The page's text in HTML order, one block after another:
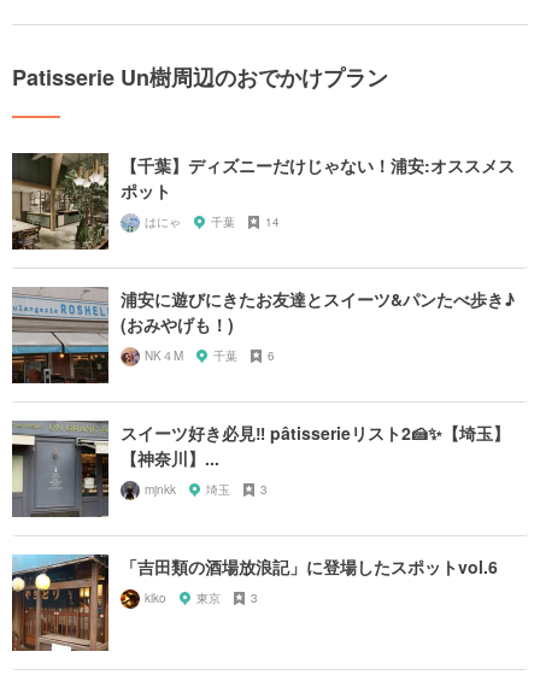
Patisserie Un樹周辺のおでかけプラン
【千葉】ディズニーだけじゃない！浦安:オススメス
ポット
はにゃ 千葉 14
浦安に遊びにきたお友達とスイーツ&パンたべ歩き♪
(おみやげも！)
NK４M 千葉 6
スイーツ好き必見‼︎ pâtisserieリスト2🍰✨【埼玉】
【神奈川】...
mjnkk 埼玉 3
「吉田類の酒場放浪記」に登場したスポットvol.6
kiko 東京 3